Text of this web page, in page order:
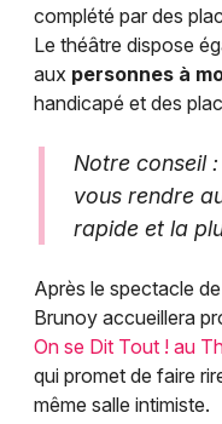
complété par des
Le théâtre dispose
aux personnes à
handicapé et des
Notre conseil
vous rendre
rapide et la
Après le spectacle
Brunoy accueillera
On se Dit Tout ! au
qui promet de faire
même salle intimiste.